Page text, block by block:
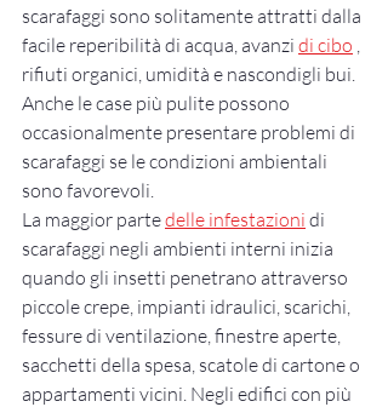
scarafaggi sono solitamente attratti dalla
facile reperibilità di acqua, avanzi di cibo ,
rifiuti organici, umidità e nascondigli bui.
Anche le case più pulite possono
occasionalmente presentare problemi di
scarafaggi se le condizioni ambientali
sono favorevoli.
La maggior parte delle infestazioni di
scarafaggi negli ambienti interni inizia
quando gli insetti penetrano attraverso
piccole crepe, impianti idraulici, scarichi,
fessure di ventilazione, finestre aperte,
sacchetti della spesa, scatole di cartone o
appartamenti vicini. Negli edifici con più